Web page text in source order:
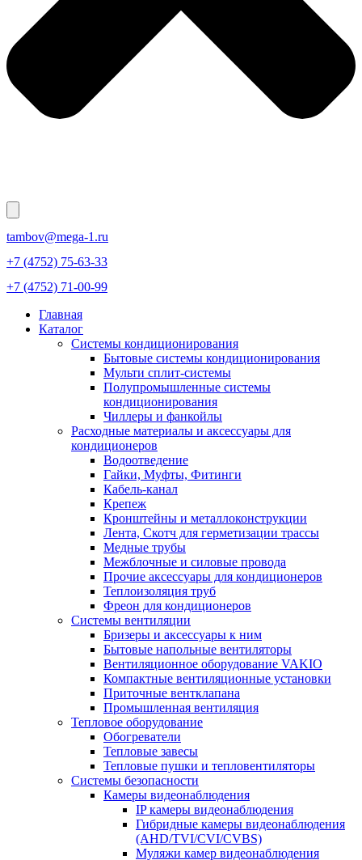
tambov@mega-1.ru
+7 (4752) 75-63-33
+7 (4752) 71-00-99
Главная
Каталог
Системы кондиционирования
Бытовые системы кондиционирования
Мульти сплит-системы
Полупромышленные системы
кондиционирования
Чиллеры и фанкойлы
Расходные материалы и аксессуары для
кондиционеров
Водоотведение
Гайки, Муфты, Фитинги
Кабель-канал
Крепеж
Кронштейны и металлоконструкции
Лента, Скотч для герметизации трассы
Медные трубы
Межблочные и силовые провода
Прочие аксессуары для кондиционеров
Теплоизоляция труб
Фреон для кондиционеров
Системы вентиляции
Бризеры и аксессуары к ним
Бытовые напольные вентиляторы
Вентиляционное оборудование VAKIO
Компактные вентиляционные установки
Приточные вентклапана
Промышленная вентиляция
Тепловое оборудование
Обогреватели
Тепловые завесы
Тепловые пушки и тепловентиляторы
Системы безопасности
Камеры видеонаблюдения
IP камеры видеонаблюдения
Гибридные камеры видеонаблюдения
(AHD/TVI/CVI/CVBS)
Муляжи камер видеонаблюдения